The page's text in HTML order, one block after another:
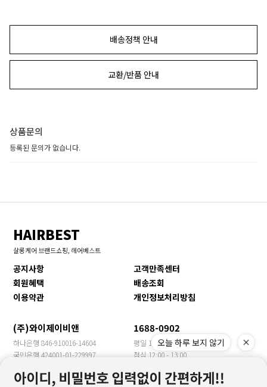
배송정책 안내
교환/반품 안내
상품문의
등록된 문의가 없습니다.
HAIRBEST
살롱케어 브랜드쇼핑, 헤어베스트
공지사항
고객만족센터
회원혜택
배송조회
이용약관
개인정보처리방침
(주)와이제이비앤 1688-0902
하나은행 846-910016-14604
국민은행 424001-01-229997
농협은행 355-0018-3149-63
평일 10:00 - 17:00
점심 12:00 - 13:00
수출문의 YJBN MEET
오늘 하루 보지 않기